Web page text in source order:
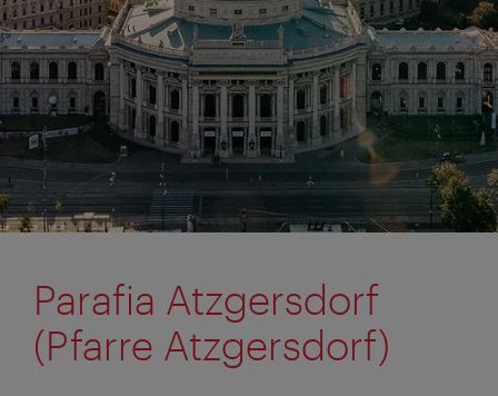
Parafia Atzgersdorf
(Pfarre Atzgersdorf)